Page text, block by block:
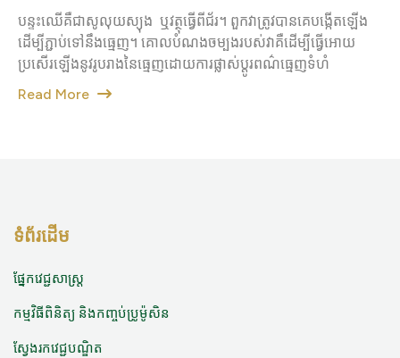
បន្ទះឈើគឺជាសូលុយស្យុង​ ​ ឬវត្ថុធ្វើពីជ័រ។ ពួកវាត្រូវបានគេបង្កើតឡើង
ដើម្បីភ្ជាប់ទៅនឹងធ្មេញ។ គោលបំណងចម្បងរបស់វាគឺដើម្បីធ្វើអោយ
ប្រសើរឡើងនូវរូបរាងនៃធ្មេញដោយការផ្លាស់ប្តូរពណ៌ធ្មេញទំហំ
Read More
ទំព័រដើម
ផ្នែកវេជ្ជសាស្ត្រ
កម្មវិធីពិនិត្យ និងកញ្ចប់ប្រូម៉ូសិន
ស្វែងរកវេជ្ជបណ្ឌិត